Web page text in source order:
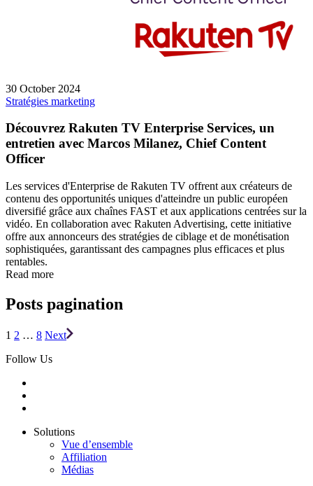
30 October 2024
Stratégies marketing
Découvrez Rakuten TV Enterprise Services, un
entretien avec Marcos Milanez, Chief Content
Officer
Les services d'Enterprise de Rakuten TV offrent aux créateurs de
contenu des opportunités uniques d'atteindre un public européen
diversifié grâce aux chaînes FAST et aux applications centrées sur la
vidéo. En collaboration avec Rakuten Advertising, cette initiative
offre aux annonceurs des stratégies de ciblage et de monétisation
sophistiquées, garantissant des campagnes plus efficaces et plus
rentables.
Read more
Posts pagination
1 2 … 8 Next
Follow Us
Solutions
Vue d’ensemble
Affiliation
Médias